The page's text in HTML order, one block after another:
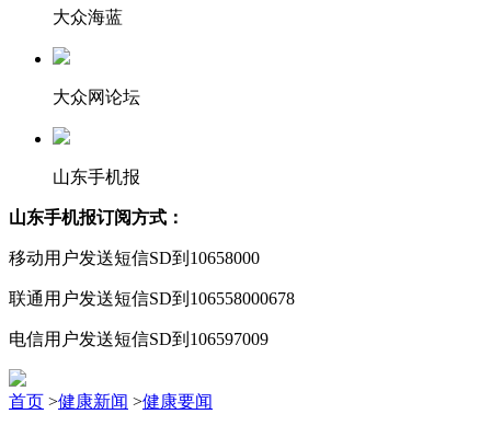
大众海蓝
大众网论坛
山东手机报
山东手机报订阅方式：
移动用户发送短信SD到10658000
联通用户发送短信SD到106558000678
电信用户发送短信SD到106597009
首页 >健康新闻 >健康要闻